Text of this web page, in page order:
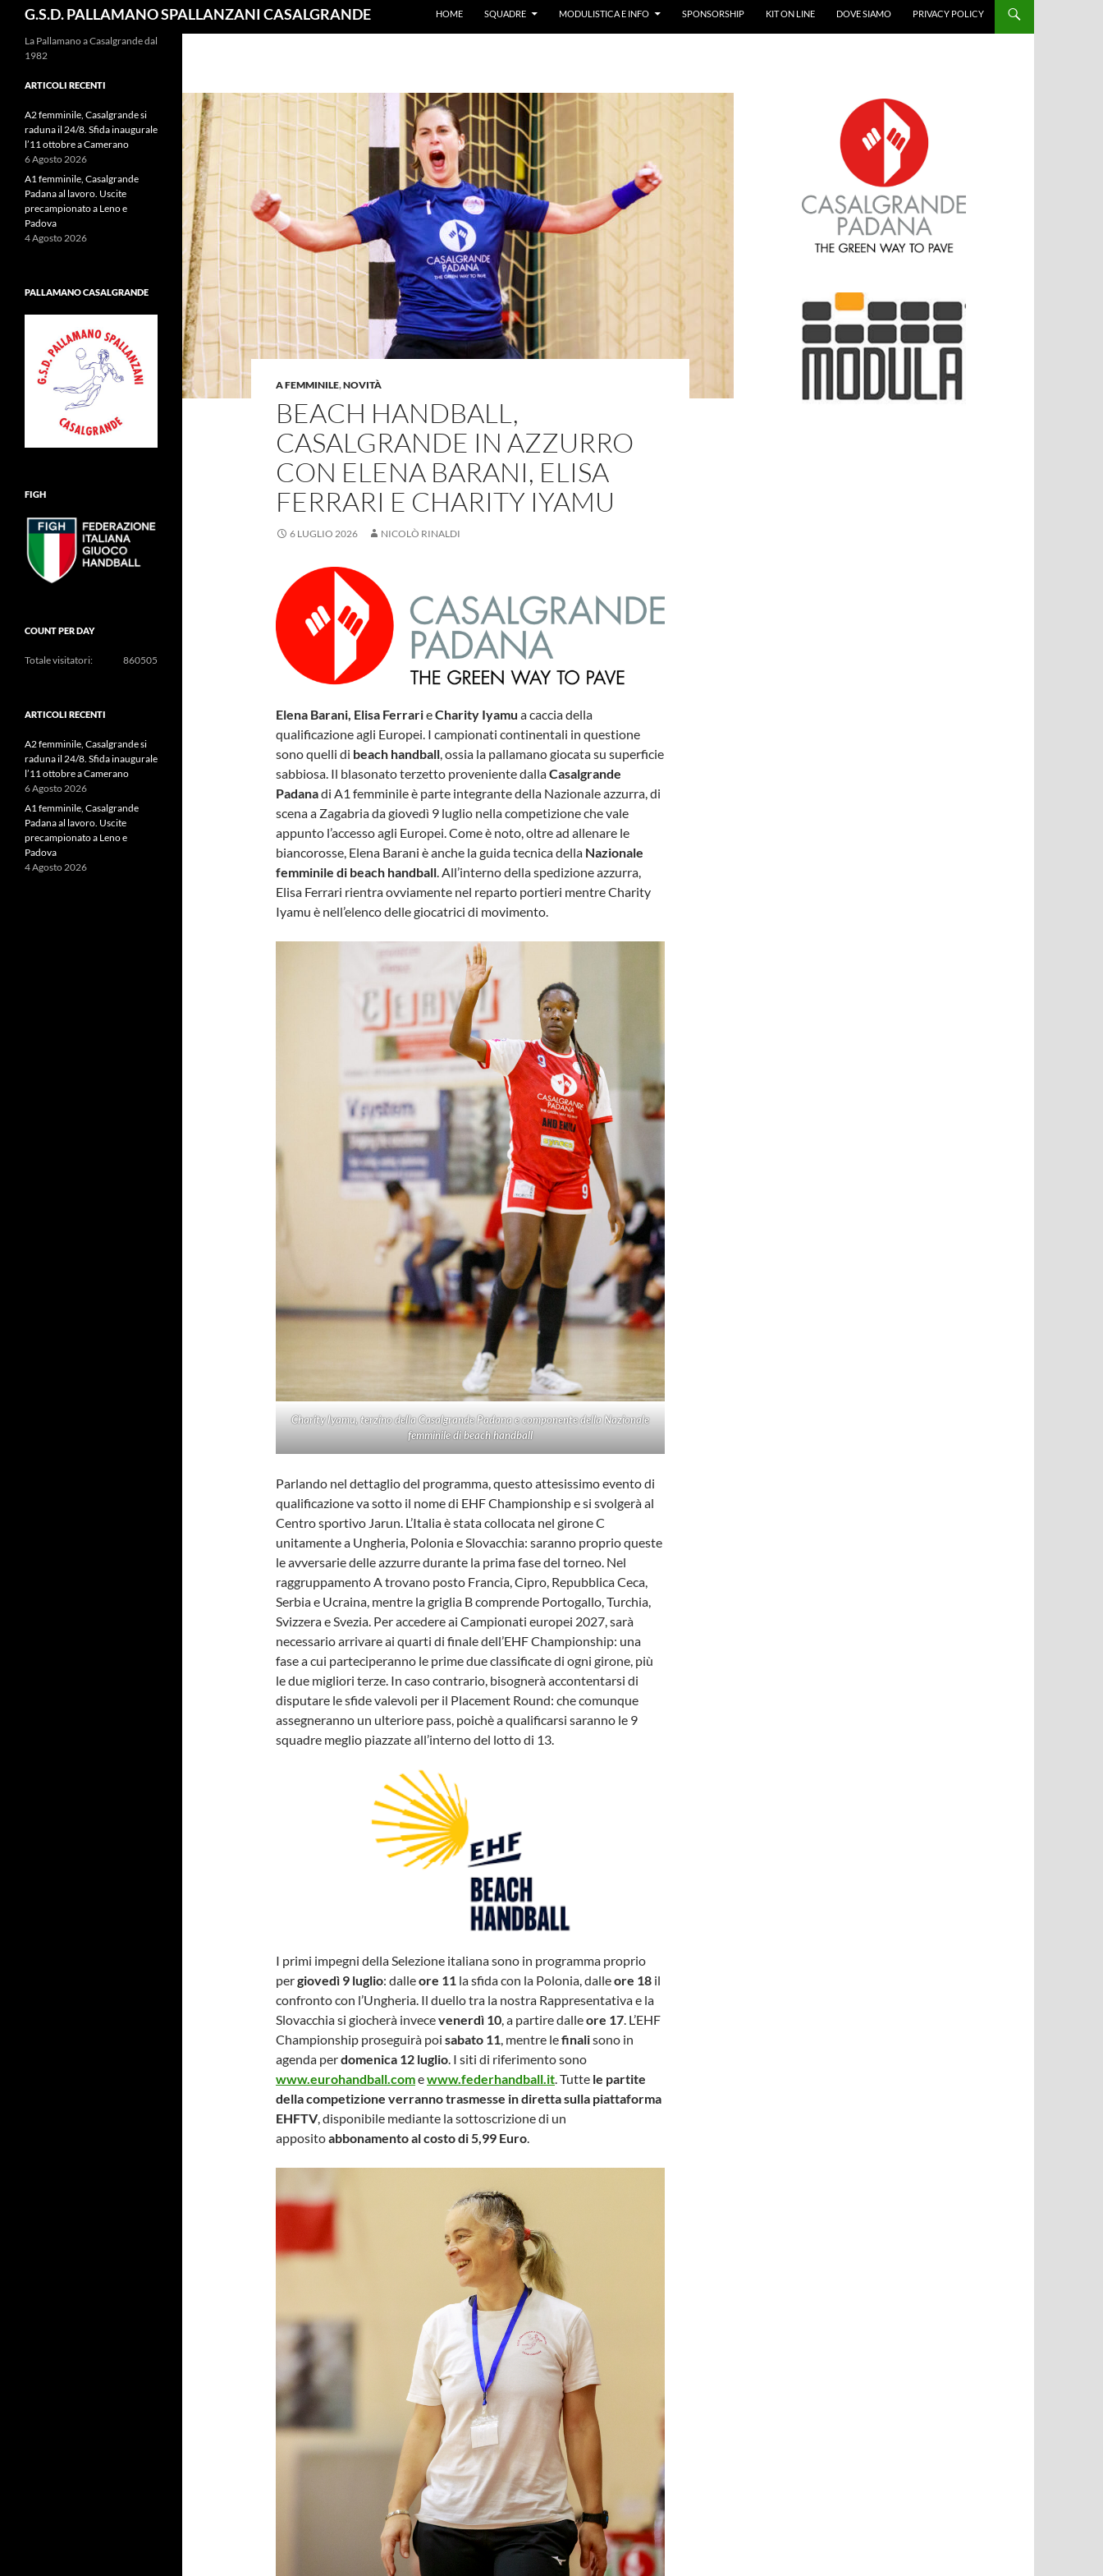
G.S.D. PALLAMANO SPALLANZANI CASALGRANDE HOME SQUADRE MODULISTICA E INFO SPONSORSHIP KIT ON LINE DOVE SIAMO PRIVACY POLICY
A FEMMINILE,NOVITÀ
BEACH HANDBALL,
CASALGRANDE IN AZZURRO
CON ELENA BARANI, ELISA
FERRARI E CHARITY IYAMU
6 LUGLIO 2026 NICOLÒ RINALDI
Elena Barani, Elisa FerrarieCharity Iyamu a caccia della
qualificazione agli Europei. I campionati continentali in questione
sono quelli di beach handball, ossia la pallamano giocata su superficie
sabbiosa. Il blasonato terzetto proveniente dallaCasalgrande
Padanadi A1 femminile è parte integrante della Nazionale azzurra, di
scena a Zagabria da giovedì 9 luglio nella competizione che vale
appunto l’accesso agli Europei. Come è noto, oltre ad allenare le
biancorosse, Elena Barani è anche la guida tecnica della Nazionale
femminile di beach handball. All’interno della spedizione azzurra,
Elisa Ferrari rientra ovviamente nel reparto portieri mentre Charity
Iyamu è nell’elenco delle giocatrici di movimento.
Charity Iyamu, terzino della Casalgrande Padana e componente della Nazionale
femminile di beach handball
Parlando nel dettaglio del programma, questo attesissimo evento di
qualificazione va sotto il nome di EHF Championship e si svolgerà al
Centro sportivo Jarun. L’Italia è stata collocata nel girone C
unitamente a Ungheria, Polonia e Slovacchia: saranno proprio queste
le avversarie delle azzurre durante la prima fase del torneo. Nel
raggruppamento A trovano posto Francia, Cipro, Repubblica Ceca,
Serbia e Ucraina, mentre la griglia B comprende Portogallo, Turchia,
Svizzera e Svezia. Per accedere ai Campionati europei 2027, sarà
necessario arrivare ai quarti di finale dell’EHF Championship: una
fase a cui parteciperanno le prime due classificate di ogni girone, più
le due migliori terze. In caso contrario, bisognerà accontentarsi di
disputare le sfide valevoli per il Placement Round: che comunque
assegneranno un ulteriore pass, poichè a qualificarsi saranno le 9
squadre meglio piazzate all’interno del lotto di 13.
I primi impegni della Selezione italiana sono in programma proprio
pergiovedì 9 luglio: dalleore 11 la sfida con la Polonia, dalleore 18 il
confronto con l’Ungheria. Il duello tra la nostra Rappresentativa e la
Slovacchia si giocherà invecevenerdì 10, a partire dalleore 17. L’EHF
Championship proseguirà poi sabato 11, mentre lefinalisono in
agenda perdomenica 12 luglio. I siti di riferimento sono
www.eurohandball.comewww.federhandball.it. Tutte le partite
della competizione verranno trasmesse in diretta sulla piattaforma
EHFTV, disponibile mediante la sottoscrizione di un
appositoabbonamento al costo di 5,99 Euro.
La Pallamano a Casalgrande dal
1982
ARTICOLI RECENTI
A2 femminile, Casalgrande si
raduna il 24/8. Sfida inaugurale
l’11 ottobre a Camerano
6 Agosto 2026
A1 femminile, Casalgrande
Padana al lavoro. Uscite
precampionato a Leno e
Padova
4 Agosto 2026
PALLAMANO CASALGRANDE
FIGH
COUNT PER DAY
860505
Totale visitatori:
ARTICOLI RECENTI
A2 femminile, Casalgrande si
raduna il 24/8. Sfida inaugurale
l’11 ottobre a Camerano
6 Agosto 2026
A1 femminile, Casalgrande
Padana al lavoro. Uscite
precampionato a Leno e
Padova
4 Agosto 2026